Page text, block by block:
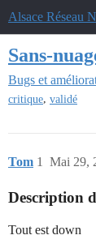
Alsace Réseau
Sans-
Bugs et
critique, validé
Tom Mai 29,
1
Description
Tout est down